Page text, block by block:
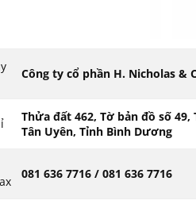
Công ty cổ phần H. Nicholas &
Thửa đất 462, Tờ bản đồ số
Tân Uyên, Tỉnh Bình Dương
081 636 7716 / 081 636 7716